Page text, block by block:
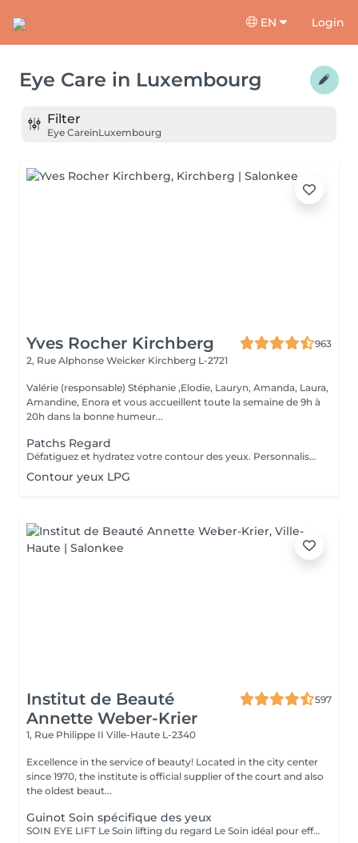
EN Login
Eye Care in Luxembourg
Filter
Eye CareinLuxembourg
Yves Rocher Kirchberg
963
2, Rue Alphonse Weicker Kirchberg L-2721
Valérie (responsable) Stéphanie ,Elodie, Lauryn, Amanda, Laura,
Amandine, Enora et vous accueillent toute la semaine de 9h à
20h dans la bonne humeur...
Patchs Regard
Défatiguez et hydratez votre contour des yeux. Personnalisez votre soin visage nettoyant ou essentiel en bénéficiant pendant votre masque de patchs formulés spécialement pour défatiguer et hydrater le contour des yeux.
Contour yeux LPG
Institut de Beauté
Annette Weber-Krier
597
1, Rue Philippe II Ville-Haute L-2340
Excellence in the service of beauty! Located in the city center
since 1970, the institute is official supplier of the court and also
the oldest beaut...
Guinot Soin spécifique des yeux
SOIN EYE LIFT Le Soin lifting du regard Le Soin idéal pour effacer les signes de l'âge (rides, relâchement des paupières) et les marques de fatigue (poches, cernes). RÉSULTATS BEAUTÉ LE REGARD EST DÉFATIGUÉ, VISIBLEMENT PLUS JEUNE. Action sur les signes de l'âge - Les rides et ridules sont lissées. - Les paupières sont rehaussées. Le regard est agrandi et rajeuni. Action sur les signes de fatigue - Les poches et les cernes sont visiblement atténués. Le regard est reposé et lumineux. SECRETS DU SOIN MODELAGE YEUX Sérum de Modelage Yeux et techniques manuelles ciblées pour favoriser le drainage en relançant la microcirculation afin d'atténuer les poches et les cernes. STIMULATION MUSCULAIRE YEUX La stimulation musculaire fait travailler les muscles du contour des yeux, grâce au micro-courant de stimulation. Cette phase, associée au Sérum Gel Yeux retend les traits en redonnant du volume aux muscles et draine les poches et les cernes en relançant la microcirculation. Effet "lifting" immédiat : les rides de la patte d'oie et la ride du lion sont lissées et les paupières sont rehaussées. MASQUE YEUX Le Masque exclusif GUINOT en non tissé permet de lisser la ride de la patte d'oie et la ride du lion, et de réduire visiblement les poches et les cernes.